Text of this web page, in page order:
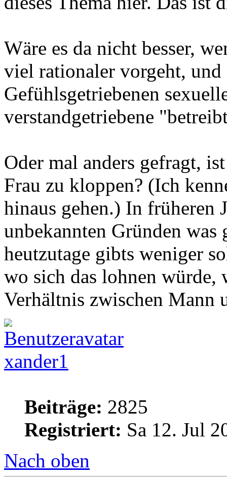
Wäre es da nicht besser,
viel rationaler vorgeht, und
Gefühlsgetriebenen
verstandgetriebene
Oder mal anders gefragt,
Frau zu kloppen? (Ich
hinaus gehen.) In früheren
unbekannten Gründen was
heutzutage gibts weniger
wo sich das lohnen würde,
Verhältnis zwischen Mann
xander1
Beiträge: 2825
Registriert: Sa 12. Jul
Nach oben